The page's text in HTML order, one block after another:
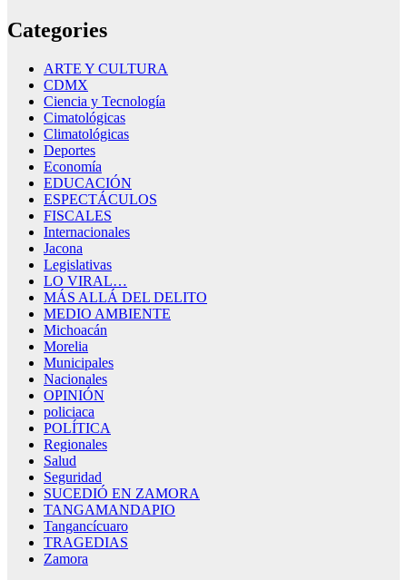
Categories
ARTE Y CULTURA
CDMX
Ciencia y Tecnología
Cimatológicas
Climatológicas
Deportes
Economía
EDUCACIÓN
ESPECTÁCULOS
FISCALES
Internacionales
Jacona
Legislativas
LO VIRAL…
MÁS ALLÁ DEL DELITO
MEDIO AMBIENTE
Michoacán
Morelia
Municipales
Nacionales
OPINIÓN
policiaca
POLÍTICA
Regionales
Salud
Seguridad
SUCEDIÓ EN ZAMORA
TANGAMANDAPIO
Tangancícuaro
TRAGEDIAS
Zamora